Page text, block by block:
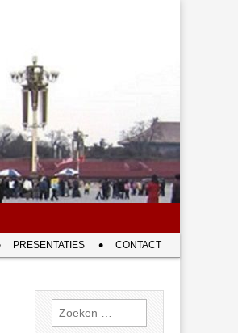
PRESENTATIES CONTACT
Zoeken
naar: